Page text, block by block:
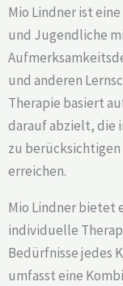
Mio Lindner ist
und Jugendliche
und anderen
Therapie basiert
darauf abzielt, die
zu berücksichtigen
erreichen.
Mio Lindner bietet
individuelle
Bedürfnisse jedes
umfasst eine